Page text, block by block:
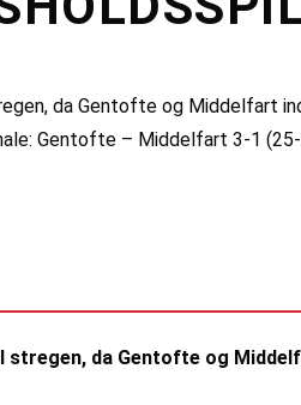
da Gentofte og Middelfart
Gentofte – Middelfart 3-1
stregen, da Gentofte og